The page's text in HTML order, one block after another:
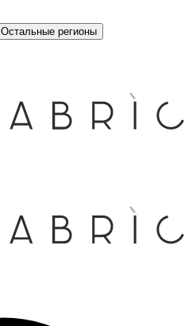
Остальные регионы